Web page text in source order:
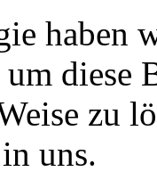
haben
diese
zu
uns.